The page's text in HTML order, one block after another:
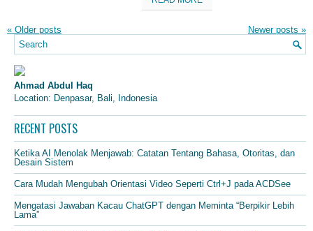
« Older posts Newer posts »
Ahmad Abdul Haq
Location: Denpasar, Bali, Indonesia
RECENT POSTS
Ketika AI Menolak Menjawab: Catatan Tentang Bahasa, Otoritas, dan
Desain Sistem
Cara Mudah Mengubah Orientasi Video Seperti Ctrl+J pada ACDSee
Mengatasi Jawaban Kacau ChatGPT dengan Meminta “Berpikir Lebih
Lama”